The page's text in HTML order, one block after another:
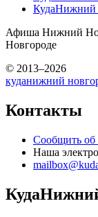
КудаНижний
Афиша Нижний
Новгороде
© 2013–2026
куданижний
Контакты
Сообщить об
Наша